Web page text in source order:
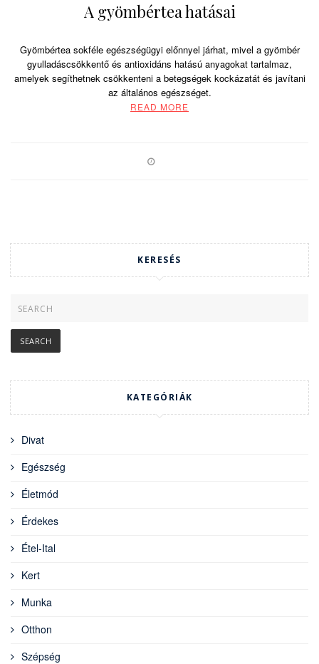
A gyömbértea hatásai
Gyömbértea sokféle egészségügyi előnnyel járhat, mivel a gyömbér
gyulladáscsökkentő és antioxidáns hatású anyagokat tartalmaz,
amelyek segíthetnek csökkenteni a betegségek kockázatát és javítani
az általános egészséget.
READ MORE
KERESÉS
KATEGÓRIÁK
Divat
Egészség
Életmód
Érdekes
Étel-Ital
Kert
Munka
Otthon
Szépség